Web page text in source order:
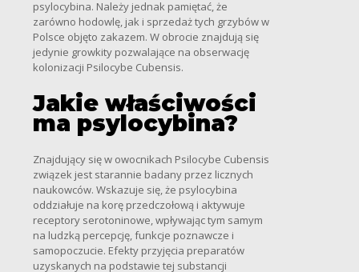
psylocybina. Należy jednak pamiętać, że
zarówno hodowlę, jak i sprzedaż tych grzybów w
Polsce objęto zakazem. W obrocie znajdują się
jedynie growkity pozwalające na obserwację
kolonizacji Psilocybe Cubensis.
Jakie właściwości
ma psylocybina?
Znajdujący się w owocnikach Psilocybe Cubensis
związek jest starannie badany przez licznych
naukowców. Wskazuje się, że psylocybina
oddziałuje na korę przedczołową i aktywuje
receptory serotoninowe, wpływając tym samym
na ludzką percepcję, funkcje poznawcze i
samopoczucie. Efekty przyjęcia preparatów
uzyskanych na podstawie tej substancji